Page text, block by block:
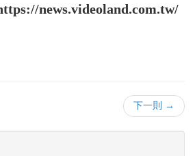
news.videoland.com.tw/
下一則 →